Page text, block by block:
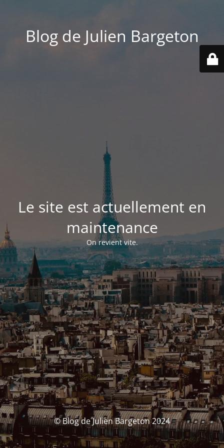
Blog de Julien Bargeton
Le site est actuellement en
maintenance
On revient vite.
© Blog de Julien Bargeton 2024